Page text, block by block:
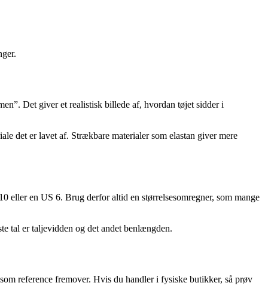
Det giver et realistisk billede af, hvordan tøjet sidder i
det er lavet af. Strækbare materialer som elastan giver mere
en US 6. Brug derfor altid en størrelsesomregner, som mange
tal er taljevidden og det andet benlængden.
reference fremover. Hvis du handler i fysiske butikker, så prøv